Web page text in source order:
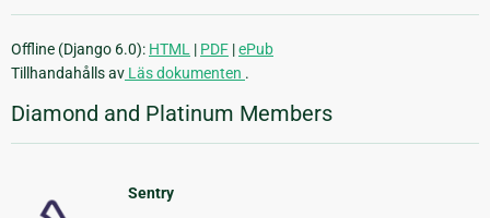
Offline (Django 6.0): HTML | PDF |ePub
Tillhandahålls av Läs dokumenten .
Diamond and Platinum Members
Sentry